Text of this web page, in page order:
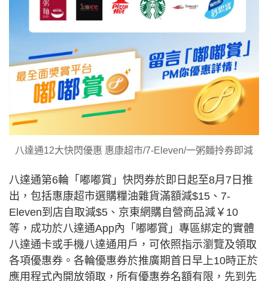
八達通12大快閃優惠 惠康超市/7-Eleven/一粥麵拎券即減
八達通第6輪「嘟嘟賞」快閃券於即日起至8月7日推
出，包括惠康超市選購糧油雜貨滿額減$15、7-
Eleven到店自取減$5、京東網購自營商品減￥10
等，成功於八達通App內「嘟嘟賞」專區綁定的實體
八達通卡或手機八達通用戶，可依照指示瀏覽及領取
各項優惠券。各輪優惠券於推廣期首日早上10時正於
應用程式內開放領取，所有優惠券名額有限，先到先